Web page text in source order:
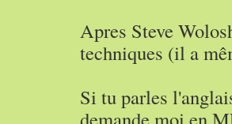
Apres Steve
techniques (il a
Si tu parles
demande moi en